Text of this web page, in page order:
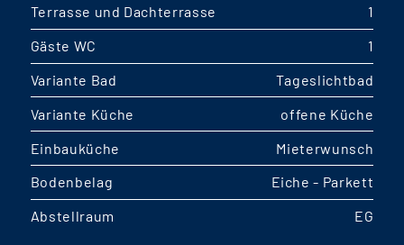
Terrasse und Dachterrasse
1
Gäste WC
1
Variante Bad
Tageslichtbad
Variante Küche
offene Küche
Einbauküche
Mieterwunsch
Bodenbelag
Eiche - Parkett
Abstellraum
EG